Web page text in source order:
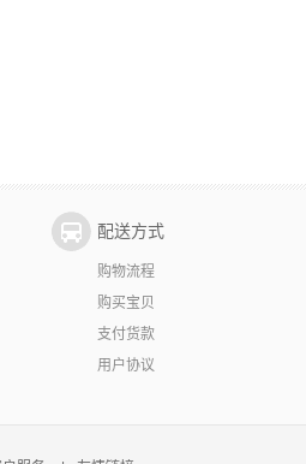
配送方式
购物流程
购买宝贝
支付货款
用户协议